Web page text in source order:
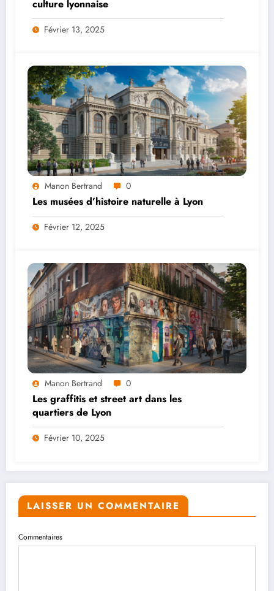
culture lyonnaise
Février 13, 2025
Manon Bertrand 0
Les musées d’histoire naturelle à Lyon
Février 12, 2025
Manon Bertrand 0
Les graffitis et street art dans les
quartiers de Lyon
Février 10, 2025
LAISSER UN COMMENTAIRE
Commentaires